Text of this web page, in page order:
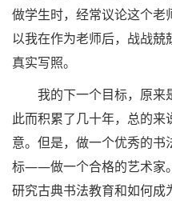
做学生时，经常议论这个老
以我在作为老师后，战战
真实写照。
我的下一个目标，原来
此而积累了几十年，总的
意。但是，做一个优秀的书
标——做一个合格的艺术家
研究古典书法教育和如何成